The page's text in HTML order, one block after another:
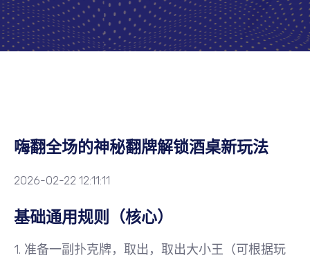
嗨翻全场的神秘翻牌解锁酒桌新玩法
2026-02-22 12:11:11
基础通用规则（核心）
1. 准备一副扑克牌，取出，取出大小王（可根据玩